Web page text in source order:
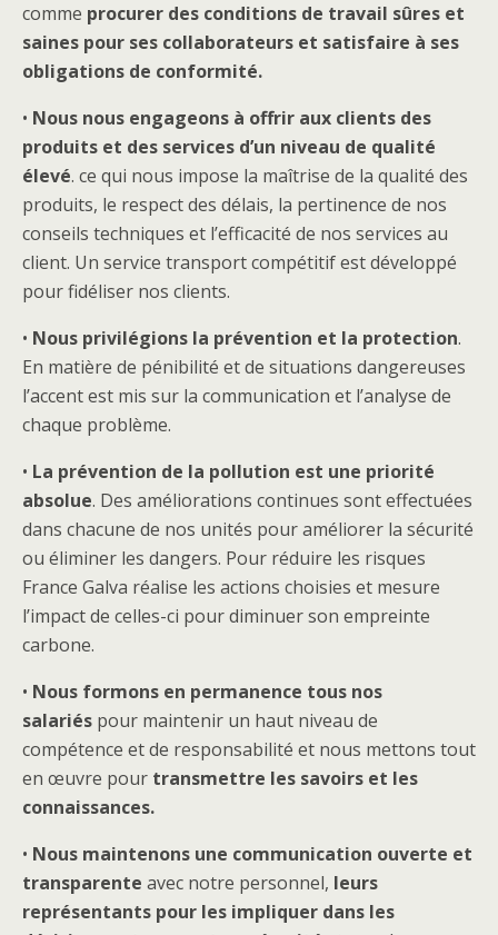
comme procurer des conditions de travail sûres et
saines pour ses collaborateurs et satisfaire à ses
obligations de conformité.
• Nous nous engageons à offrir aux clients des
produits et des services d’un niveau de qualité
élevé. ce qui nous impose la maîtrise de la qualité des
produits, le respect des délais, la pertinence de nos
conseils techniques et l’efficacité de nos services au
client. Un service transport compétitif est développé
pour fidéliser nos clients.
• Nous privilégions la prévention et la protection.
En matière de pénibilité et de situations dangereuses
l’accent est mis sur la communication et l’analyse de
chaque problème.
• La prévention de la pollution est une priorité
absolue. Des améliorations continues sont effectuées
dans chacune de nos unités pour améliorer la sécurité
ou éliminer les dangers. Pour réduire les risques
France Galva réalise les actions choisies et mesure
l’impact de celles-ci pour diminuer son empreinte
carbone.
• Nous formons en permanence tous nos
salariés pour maintenir un haut niveau de
compétence et de responsabilité et nous mettons tout
en œuvre pour transmettre les savoirs et les
connaissances.
• Nous maintenons une communication ouverte et
transparente avec notre personnel, leurs
représentants pour les impliquer dans les